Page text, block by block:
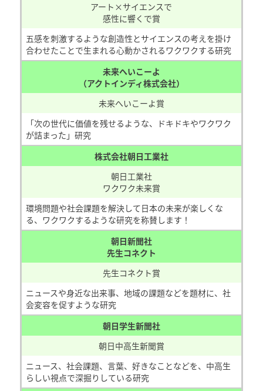
アート×サイエンスで
感性に響くで賞
五感を刺激するような創造性とサイエンスの考えを掛け
合わせたことで生まれる心動かされるワクワクする研究
未来へいこーよ
（アクトインディ株式会社）
未来へいこーよ賞
「次の世代に価値を残せるような、ドキドキやワクワク
が詰まった」研究
株式会社朝日工業社
朝日工業社
ワクワク未来賞
環境問題や社会課題を解決して日本の未来が楽しくな
る、ワクワクするような研究を称賛します！
朝日新聞社
先生コネクト
先生コネクト賞
ニュースや身近な出来事、地域の課題などを題材に、社
会変容を促すような研究
朝日学生新聞社
朝日中高生新聞賞
ニュース、社会課題、言葉、好きなことなどを、中高生
らしい視点で深掘りしている研究